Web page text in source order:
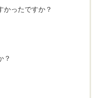
かったですか？
？